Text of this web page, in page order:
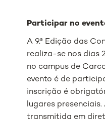
Participar no
A 9.ª Edição das
realiza-se nos dias
no campus de
evento é de
inscrição é
lugares
transmitida em